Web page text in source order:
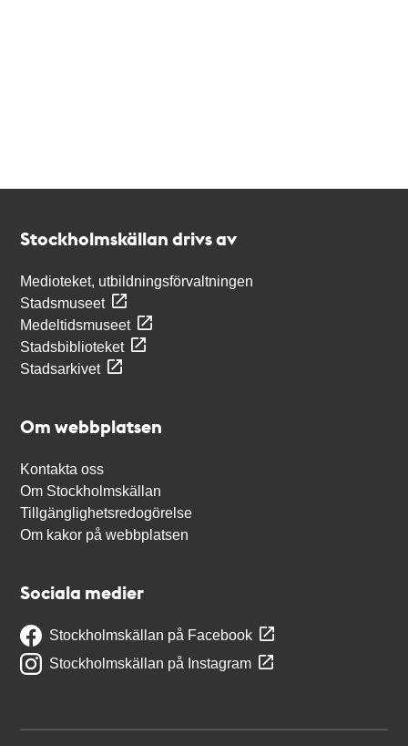
Stockholmskällan drivs av
Medioteket, utbildningsförvaltningen
Stadsmuseet
Medeltidsmuseet
Stadsbiblioteket
Stadsarkivet
Om webbplatsen
Kontakta oss
Om Stockholmskällan
Tillgänglighetsredogörelse
Om kakor på webbplatsen
Sociala medier
Stockholmskällan på Facebook
Stockholmskällan på Instagram